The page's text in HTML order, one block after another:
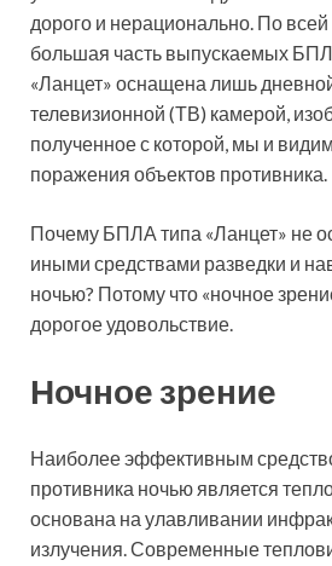
дорого и нерационально. По всей
большая часть выпускаемых
«Ланцет» оснащена лишь
телевизионной (ТВ) камерой,
полученное с которой, мы и
поражения объектов противника.
Почему БПЛА типа «Ланцет» не
иными средствами разведки и
ночью? Потому что «ночное
дорогое удовольствие.
Ночное зрение
Наиболее эффективным
противника ночью является
основана на улавливании
излучения. Современные